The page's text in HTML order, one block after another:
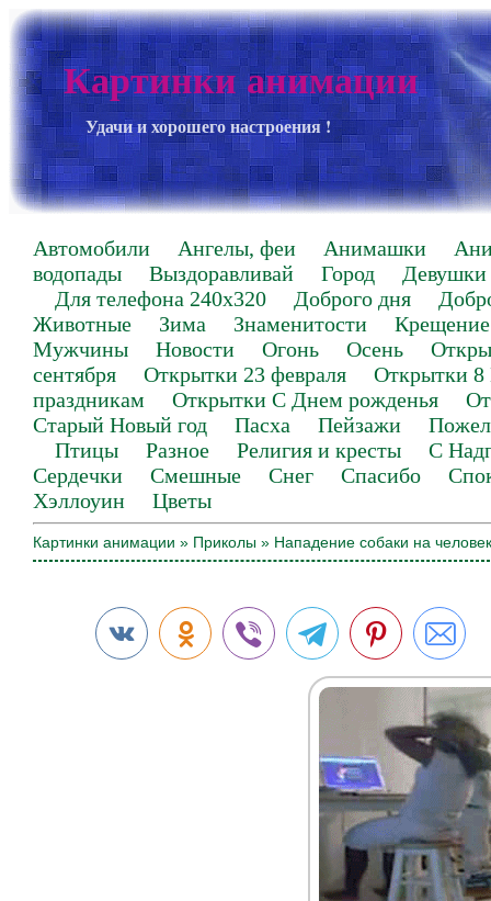
Картинки анимации
Удачи и хорошего настроения !
Автомобили Ангелы, феи Анимашки
водопады
Выздоравливай Город
Девушки
Для телефона 240х320
Доброго дня
Животные
Зима Знаменитости
Крещение
Мужчины
Новости Огонь Осень
сентября
Открытки 23 февраля
Открытки 8
праздникам
Открытки С Днем рожденья
Старый Новый год
Пасха Пейзажи
Птицы
Разное Религия и кресты
С
Сердечки
Смешные Снег Спасибо
Хэллоуин
Цветы
Картинки анимации » Приколы » Нападение собаки на